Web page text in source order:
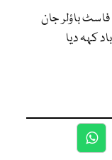
25 سالہ فاسٹ باؤلر جان
کہہ دیا